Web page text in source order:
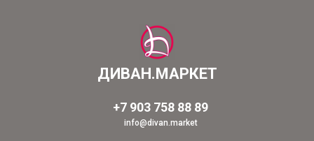
ДИВАН.МАРКЕТ
+7 903 758 88 89
info@divan.market